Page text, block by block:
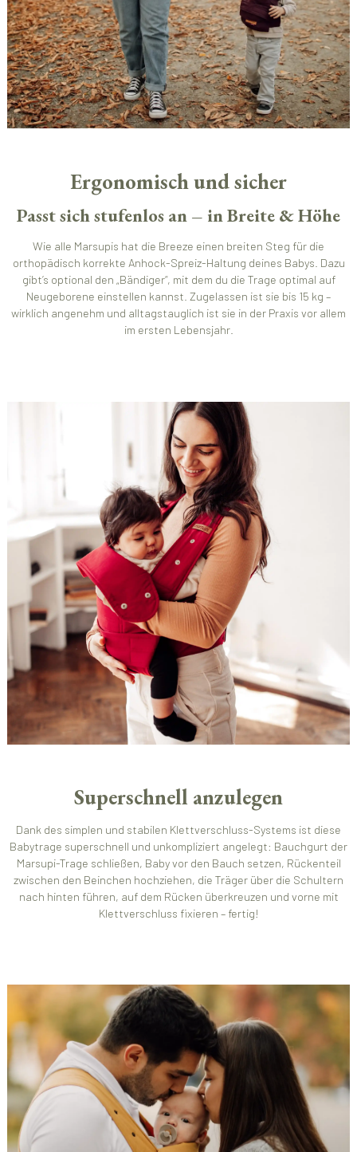
Ergonomisch und sicher
Passt sich stufenlos an – in Breite & Höhe
Wie alle Marsupis hat die Breeze einen breiten Steg für die
orthopädisch korrekte Anhock-Spreiz-Haltung deines Babys. Dazu
gibt’s optional den „Bändiger“, mit dem du die Trage optimal auf
Neugeborene einstellen kannst. Zugelassen ist sie bis 15 kg –
wirklich angenehm und alltagstauglich ist sie in der Praxis vor allem
im ersten Lebensjahr.
Superschnell anzulegen
Dank des simplen und stabilen Klettverschluss-Systems ist diese
Babytrage superschnell und unkompliziert angelegt: Bauchgurt der
Marsupi-Trage schließen, Baby vor den Bauch setzen, Rückenteil
zwischen den Beinchen hochziehen, die Träger über die Schultern
nach hinten führen, auf dem Rücken überkreuzen und vorne mit
Klettverschluss fixieren – fertig!